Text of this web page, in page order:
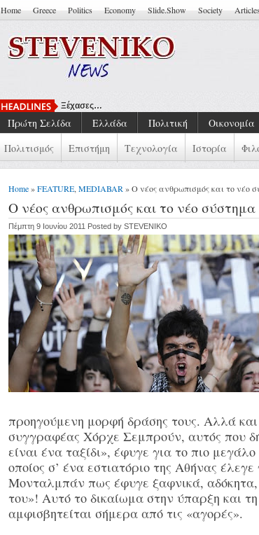
Home Greece Politics Economy Slide.Show Society
Ξέχασες…
Πρώτη Σελίδα Ελλάδα Πολιτική Οικονομία
Πολιτισμός
Επιστήμη Τεχνολογία Ιστορία
Home»FEATURE MEDIABAR » Ο νέος ανθρωπισμός και το νέο
Ο νέος ανθρωπισμός και το νέο σύστημα
Πέμπτη 9 Ιουνίου 2011 Posted by STEVENIKO
προηγούμενη μορφή δράσης τους. Αλλά και
συγγραφέας Χόρχε Σεμπρούν, αυτός που
είναι ένα ταξίδι», έφυγε για το πιο μεγάλο
οποίος σ’ ένα εστιατόριο της Αθήνας
Μονταλμπάν πως έφυγε ξαφνικά,
του»! Αυτό το δικαίωμα στην ύπαρξη και
αμφισβητείται σήμερα από τις «αγορές».